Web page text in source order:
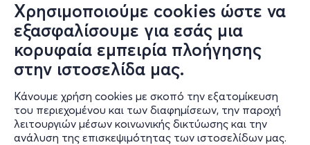
Χρησιμοποιούμε cookies ώστε να
εξασφαλίσουμε για εσάς μια
κορυφαία εμπειρία πλοήγησης
στην ιστοσελίδα μας.
Κάνουμε χρήση cookies με σκοπό την εξατομίκευση
του περιεχομένου και των διαφημίσεων, την παροχή
λειτουργιών μέσων κοινωνικής δικτύωσης και την
ανάλυση της επισκεψιμότητας των ιστοσελίδων μας.
Πληροφορίες
Υποστήριξη
Stay Connected